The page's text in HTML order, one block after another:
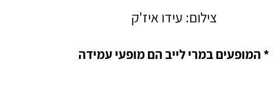
צילום: עידו איז'ק
* המופעים במרי לייב הם מופעי עמידה